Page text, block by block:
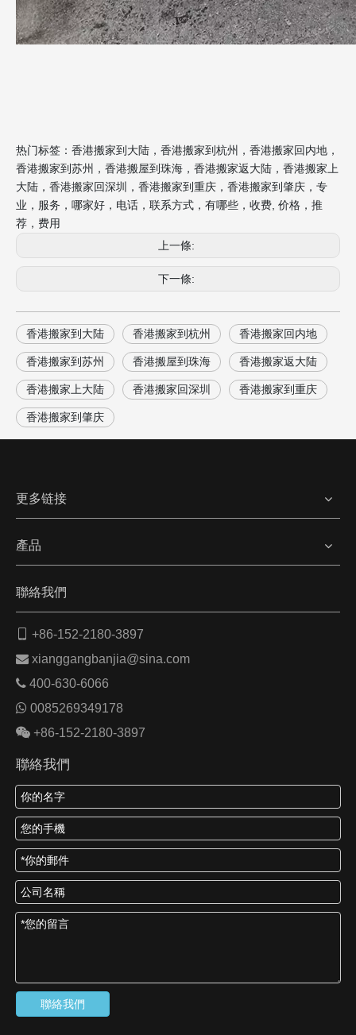
热门标签：香港搬家到大陆，香港搬家到杭州，香港搬家回内地，
香港搬家到苏州，香港搬屋到珠海，香港搬家返大陆，香港搬家上
大陆，香港搬家回深圳，香港搬家到重庆，香港搬家到肇庆，专
业，服务，哪家好，电话，联系方式，有哪些，收费, 价格，推
荐，费用
上一條:
下一條:
香港搬家到大陆 香港搬家到杭州 香港搬家回内地
香港搬家到苏州 香港搬屋到珠海 香港搬家返大陆
香港搬家上大陆 香港搬家回深圳 香港搬家到重庆
香港搬家到肇庆
更多链接
產品
聯絡我們
+86-152-2180-3897
 xianggangbanjia@sina.com
 400-630-6066
 0085269349178
 +86-152-2180-3897
聯絡我們
聯絡我們